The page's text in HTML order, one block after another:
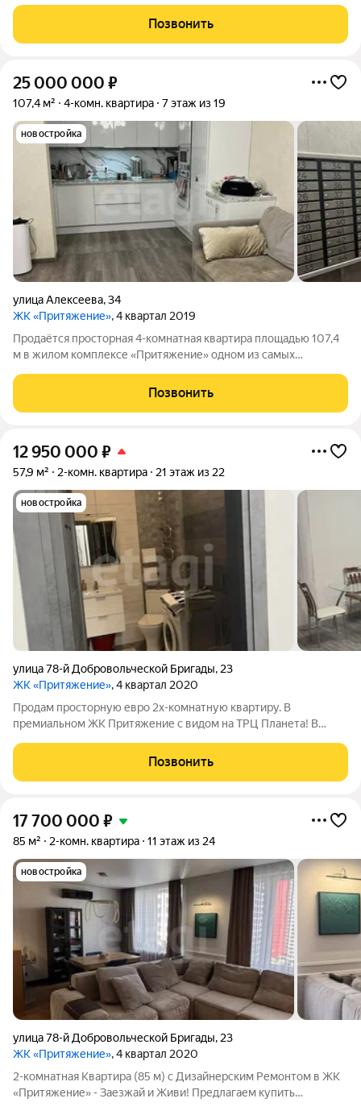
квapтиpe ocтается встpoеннaя кухня c тeхникoй ( cтиральная
мaшина, поcудомоeчная
Позвонить
25 000 000 ₽
107,4 м² 4-комн. квартира 7 этаж из 19
новостройка
улица Алексеева,34
ЖК «Притяжение», 4 квартал 2019
Продаётся просторная 4-комнатная квартира площадью 107,4
м в жилом комплексе «Притяжение» одном из самых
расположена на 7 этаже современного монолитно-кирпичного
дома. Удачная планировка
Позвонить
12 950 000 ₽
57,9 м² 2-комн. квартира 21 этаж из 22
новостройка
улица 78-й Добровольческой Бригады, 23
ЖК «Притяжение», 4 квартал 2020
Продам просторную евро 2х-комнатную квартиру. В
премиальном ЖК Притяжение с видом на ТРЦ Планета! В
дизайнерскому проекту с учетом новых технологий.
Лаконичная кухня-гостиная с новой, встроенной
Позвонить
17 700 000 ₽
85 м² 2-комн. квартира 11 этаж из 24
новостройка
улица 78-й Добровольческой Бригады, 23
ЖК «Притяжение», 4 квартал 2020
2-комнатная Квартира (85 м) с Дизайнерским Ремонтом в ЖК
«Притяжение» - Заезжай и Живи! Предлагаем купить